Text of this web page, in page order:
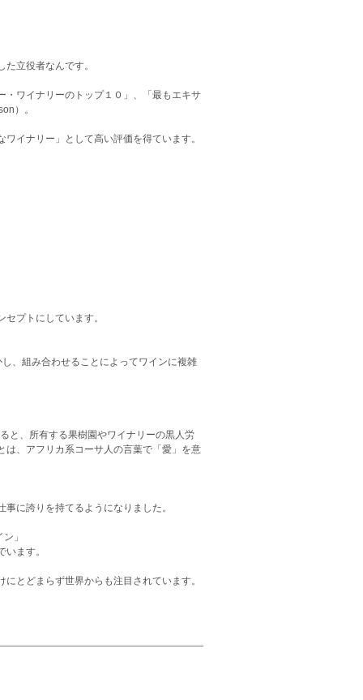
立役者なんです。
・ワイナリーのトップ１０」、「最もエキサ
）。
イナリー」として高い評価を得ています。
プトにしています。
、組み合わせることによってワインに複雑
と、所有する果樹園やワイナリーの黒人労
は、アフリカ系コーサ人の言葉で「愛」を意
に誇りを持てるようになりました。
」
ます。
とどまらず世界からも注目されています。